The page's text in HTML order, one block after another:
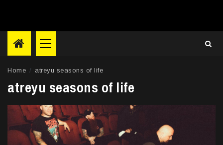
Primary
Menu
Home atreyu seasons of life
atreyu seasons of life